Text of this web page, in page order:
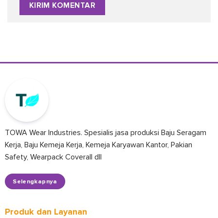
TOWA Wear Industries. Spesialis jasa produksi Baju Seragam
Kerja, Baju Kemeja Kerja, Kemeja Karyawan Kantor, Pakian
Safety, Wearpack Coverall dll
Selengkapnya
Produk dan Layanan